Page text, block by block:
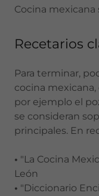
Cocina mexicana
Recetarios
Para terminar,
cocina
por ejemplo el
se consideran
principales. En
• "La Cocina
León
• "Diccionario